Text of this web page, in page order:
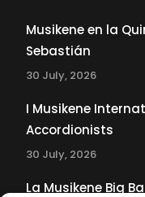
Musikene en la
Sebastián
30 July, 2026
I Musikene
Accordionists
30 July, 2026
La Musikene Big